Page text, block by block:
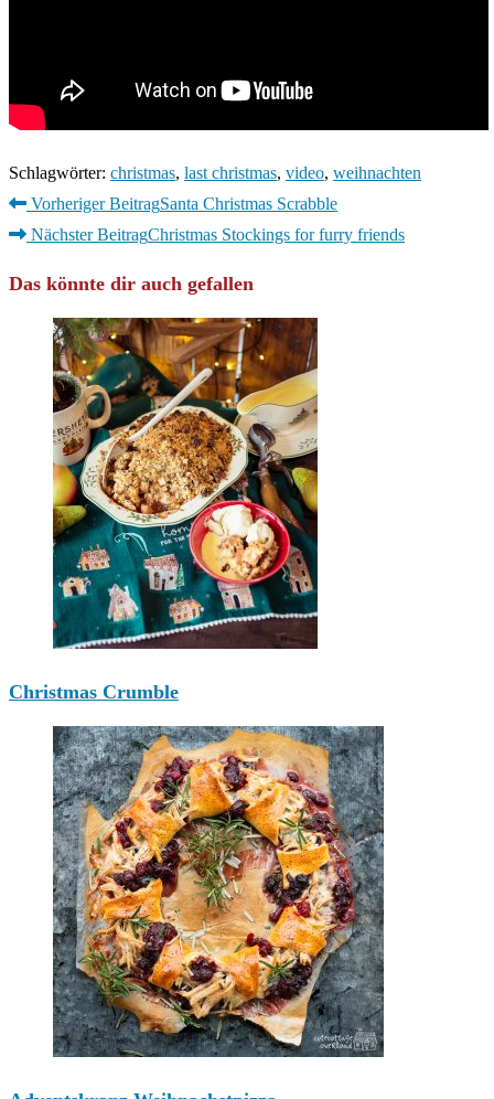
Schlagwörter: christmas, last christmas, video, weihnachten
Weitere
Artikel
Vorheriger BeitragSanta Christmas Scrabble
Nächster BeitragChristmas Stockings for furry friends
Das könnte dir auch gefallen
Christmas Crumble